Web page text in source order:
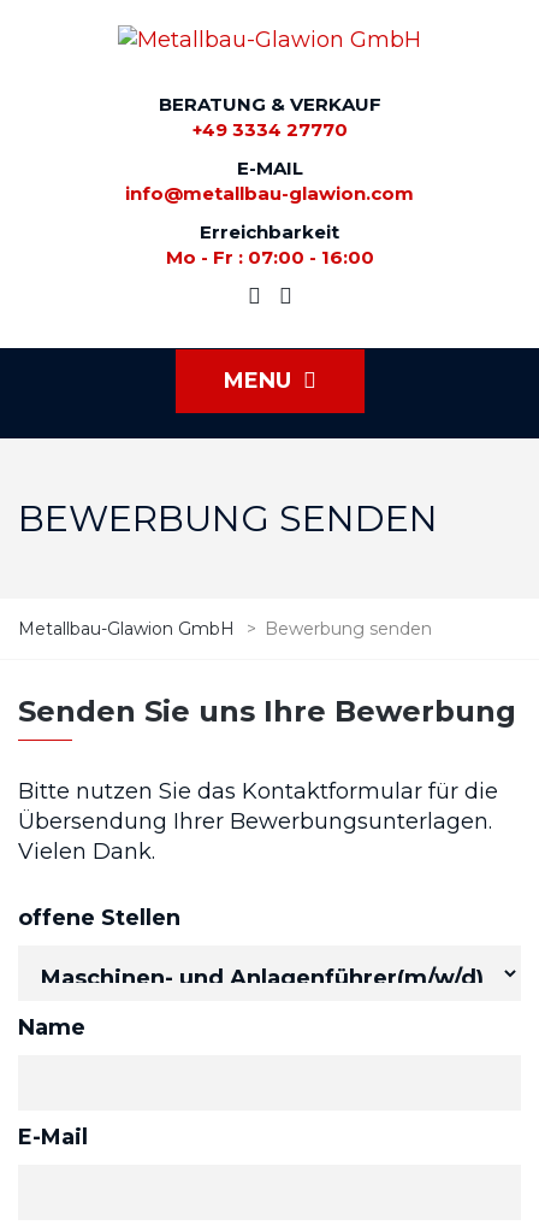
BERATUNG & VERKAUF
+49 3334 27770
E-MAIL
info@metallbau-glawion.com
Erreichbarkeit
Mo - Fr : 07:00 - 16:00
MENU
BEWERBUNG SENDEN
Metallbau-Glawion GmbH > Bewerbung senden
Senden Sie uns Ihre Bewerbung
Bitte nutzen Sie das Kontaktformular für die
Übersendung Ihrer Bewerbungsunterlagen.
Vielen Dank.
offene Stellen
Name
E-Mail